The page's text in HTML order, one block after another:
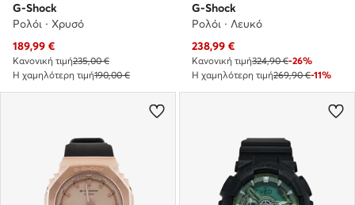
G-Shock
Ρολόι · Χρυσό
Τρέχουσα τιμή
189,99 €
Κανονική τιμή235,00 €
Η χαμηλότερη τιμή190,00 €
G-Shock
Ρολόι · Λευκό
Τρέχουσα τιμή
238,99 €
Κανονική τιμή324,90 €-26%
Η χαμηλότερη τιμή269,90 €-11%